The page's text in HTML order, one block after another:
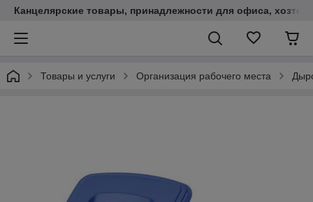
Канцелярские товары, принадлежности для офиса,
Товары и услуги Организация рабочего места